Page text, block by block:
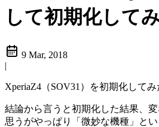
して初期化して
9 Mar, 2018
|
XperiaZ4（SOV31）を初期化して
結論から言うと初期化した結果、
思うがやっぱり「微妙な機種」と